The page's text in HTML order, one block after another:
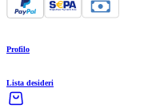
Profilo
Lista desideri